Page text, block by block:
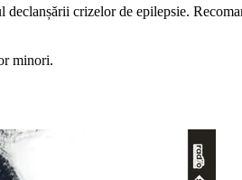
crizelor de epilepsie.
minori.